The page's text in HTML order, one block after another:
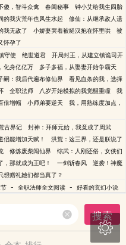
傻，智斗众禽 春闺秘事
钟小艾给我生四胎
的我灾荒年也风生水起
修仙：从继承敌人遗
我无敌了 小娇妻哭着被糙汉抱在怀里哄
被
怀孕了
守使 绝世道君
开局封王，从建立镇诡司开
化身亿亿万
多子多福，从娶妻开始争霸天
嗣：我后代遍布修仙界
看见血条的我，选择
全职法师 八岁开始模拟的我觉醒重瞳
我
倍增幅 小师弟要逆天
我，用熟练度加点，
古界记
封神：拜师元始，我竟成了周武
侣能增加天赋！
洪荒：这三界，还是朕说了
修炼废柴闯仙界
综武：人刚还俗，女侠们
，那就成为王吧！ 一剑斩春风
逆袭！神魔
想赠礼她们都当真了？
- 全职法师全文阅读 - 好看的玄幻小说
搜索
